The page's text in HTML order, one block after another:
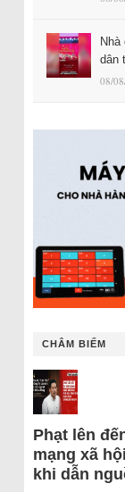
dân
08/
CHÂM BIẾM
Phạt lên
mạng xã
khi dẫn